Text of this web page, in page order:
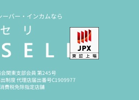
バー・インカムなら
関東支部会員 第245号
制度 代理店届出番号C1909977
費税免除指定店舗